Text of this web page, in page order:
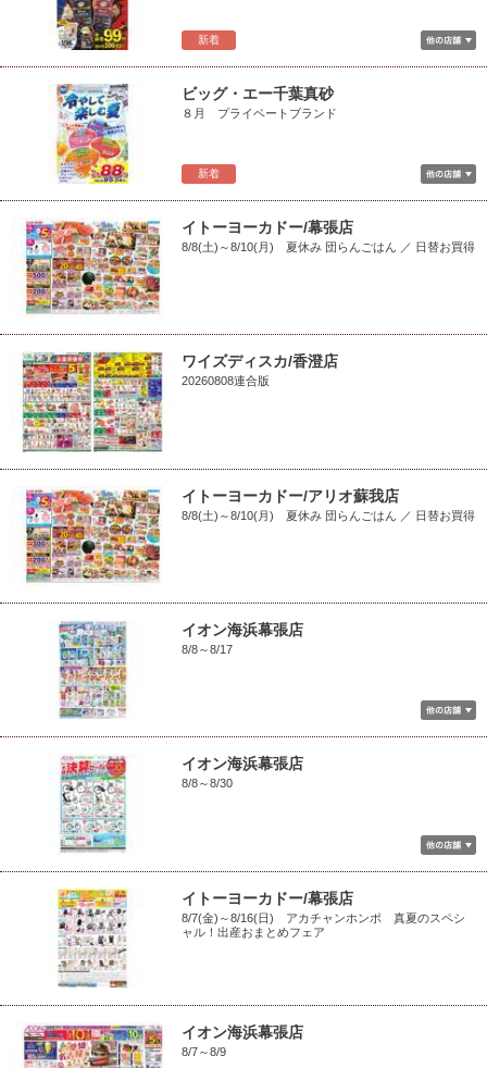
新着
新着
ビッグ・エー千葉真砂
８月 プライベートブランド
イトーヨーカドー/幕張店
8/8(土)～8/10(月) 夏休み 団らんごはん ／ 日替お買得
ワイズディスカ/香澄店
20260808連合版
イトーヨーカドー/アリオ蘇我店
8/8(土)～8/10(月) 夏休み 団らんごはん ／ 日替お買得
イオン海浜幕張店
8/8～8/17
イオン海浜幕張店
8/8～8/30
イトーヨーカドー/幕張店
8/7(金)～8/16(日) アカチャンホンポ 真夏のスペシ
ャル！出産おまとめフェア
イオン海浜幕張店
8/7～8/9